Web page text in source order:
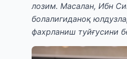
лозим. Масалан, Ибн
болалигиданоқ
фахрланиш туйғусини